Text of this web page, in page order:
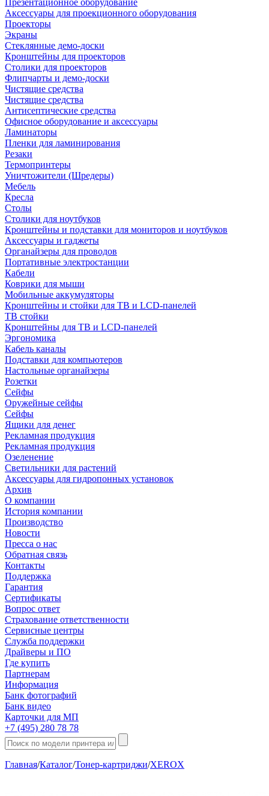
Презентационное оборудование
Аксессуары для проекционного оборудования
Проекторы
Экраны
Стеклянные демо-доски
Кронштейны для проекторов
Столики для проекторов
Флипчарты и демо-доски
Чистящие средства
Чистящие средства
Антисептические средства
Офисное оборудование и аксессуары
Ламинаторы
Пленки для ламинирования
Резаки
Термопринтеры
Уничтожители (Шредеры)
Мебель
Кресла
Столы
Столики для ноутбуков
Кронштейны и подставки для мониторов и ноутбуков
Аксессуары и гаджеты
Органайзеры для проводов
Портативные электростанции
Кабели
Коврики для мыши
Мобильные аккумуляторы
Кронштейны и стойки для ТВ и LCD-панелей
ТВ стойки
Кронштейны для ТВ и LCD-панелей
Эргономика
Кабель каналы
Подставки для компьютеров
Настольные органайзеры
Розетки
Сейфы
Оружейные сейфы
Сейфы
Ящики для денег
Рекламная продукция
Рекламная продукция
Озеленение
Светильники для растений
Аксессуары для гидропонных установок
Архив
О компании
История компании
Производство
Новости
Пресса о нас
Обратная связь
Контакты
Поддержка
Гарантия
Сертификаты
Вопрос ответ
Страхование ответственности
Сервисные центры
Служба поддержки
Драйверы и ПО
Где купить
Партнерам
Информация
Банк фотографий
Банк видео
Карточки для МП
+7 (495) 280 78 78
Главная/Каталог/Тонер-картриджи/XEROX